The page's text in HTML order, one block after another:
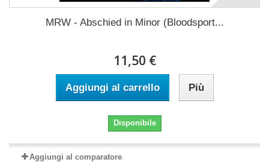
MRW - Abschied in Minor (Bloodsport...
11,50 €
Aggiungi al carrello Più
Disponibile
Aggiungi al comparatore